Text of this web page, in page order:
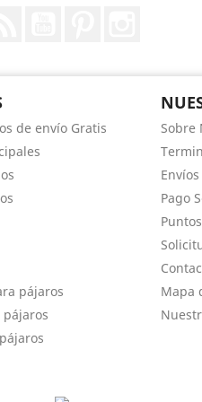
de envío Gratis
pájaros
pájaros
Sobre
Pago
Mapa